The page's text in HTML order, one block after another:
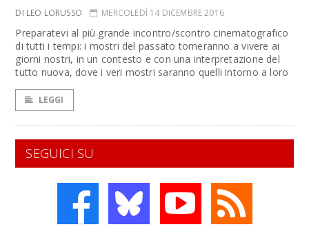
DI LEO LORUSSO MERCOLEDÌ 14 DICEMBRE 2016
Preparatevi al più grande incontro/scontro cinematografico
di tutti i tempi: i mostri del passato torneranno a vivere ai
giorni nostri, in un contesto e con una interpretazione del
tutto nuova, dove i veri mostri saranno quelli intorno a loro
LEGGI
SEGUICI SU